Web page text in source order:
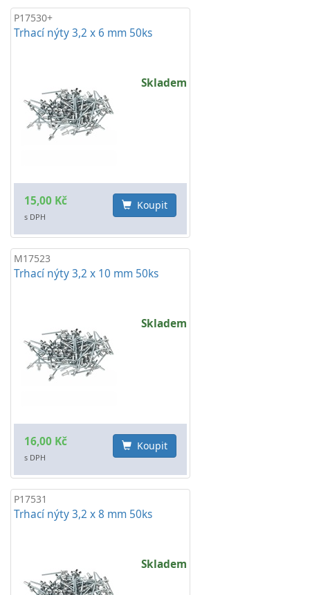
P17530+
Trhací nýty 3,2 x 6 mm 50ks
Skladem
15,00 Kč
s DPH
Koupit
M17523
Trhací nýty 3,2 x 10 mm 50ks
Skladem
16,00 Kč
s DPH
Koupit
P17531
Trhací nýty 3,2 x 8 mm 50ks
Skladem